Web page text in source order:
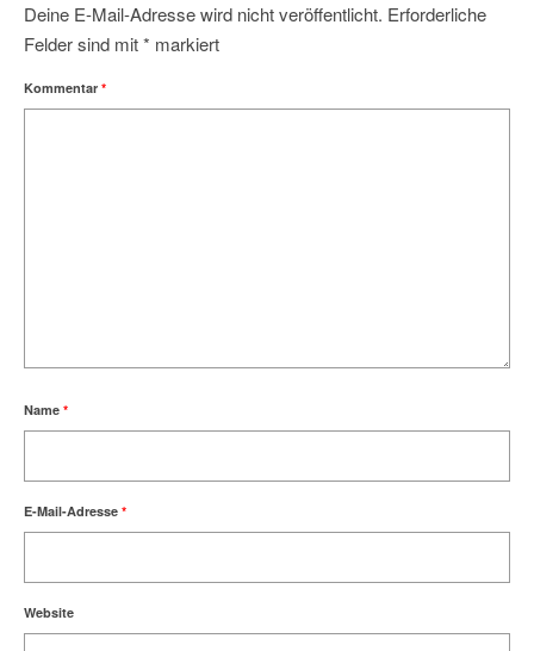
Deine E-Mail-Adresse wird nicht veröffentlicht. Erforderliche
Felder sind mit* markiert
Kommentar *
Name *
E-Mail-Adresse *
Website